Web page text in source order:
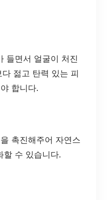
들면서 얼굴이 처진
젊고 탄력 있는 피
합니다.
촉진해주어 자연스
할 수 있습니다.